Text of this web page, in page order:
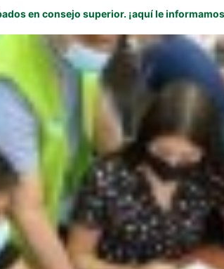
en consejo superior. ¡aquí le